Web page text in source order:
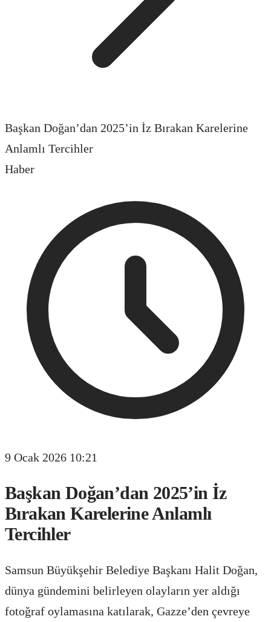
Başkan Doğan’dan 2025’in İz Bırakan Karelerine
Anlamlı Tercihler
Haber
9 Ocak 2026 10:21
Başkan Doğan’dan 2025’in İz
Bırakan Karelerine Anlamlı
Tercihler
Samsun Büyükşehir Belediye Başkanı Halit Doğan,
dünya gündemini belirleyen olayların yer aldığı
fotoğraf oylamasına katılarak, Gazze’den çevreye